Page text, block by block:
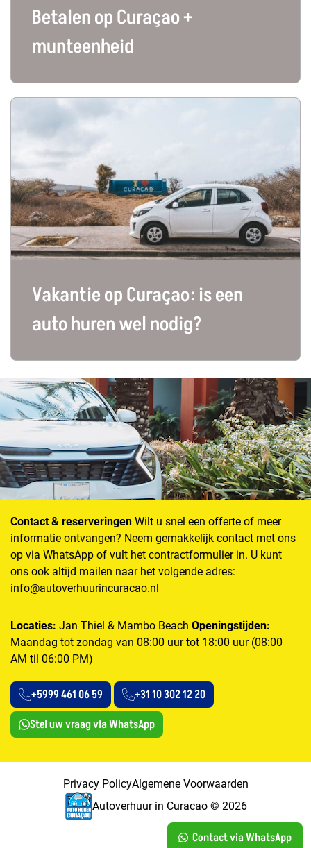
Betalen op Curaçao +
munteenheid
Vakantie op Curaçao: is een
auto huren wel nodig?
Contact via WhatsApp
Contact & reserveringen Wilt u snel een offerte of meer
informatie ontvangen? Neem gemakkelijk contact met ons
op via WhatsApp of vult het contractformulier in. U kunt
ons ook altijd mailen naar het volgende adres:
info@autoverhuurincuracao.nl
Locaties: Jan Thiel & Mambo Beach Openingstijden:
Maandag tot zondag van 08:00 uur tot 18:00 uur (08:00
AM til 06:00 PM)
+5999 461 06 59
+31 10 302 12 20
Stel uw vraag via WhatsApp
Autoverhuur in Curacao © 2026
Privacy PolicyAlgemene Voorwaarden